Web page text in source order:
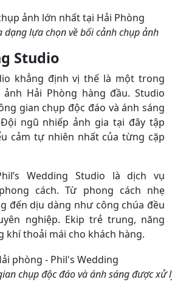
dạng lựa chọn về bối cảnh chụp ảnh
Studio
khẳng định vị thế là một trong
Hải Phòng hàng đầu. Studio
gian chụp độc đáo và ánh sáng
ngũ nhiếp ảnh gia tại đây tập
cảm tự nhiên nhất của từng cặp
Wedding Studio là dịch vụ
cách. Từ phong cách nhẹ
đến dịu dàng như công chúa đều
nghiệp. Ekip trẻ trung, năng
khí thoải mái cho khách hàng.
chụp độc đáo và ánh sáng được xử